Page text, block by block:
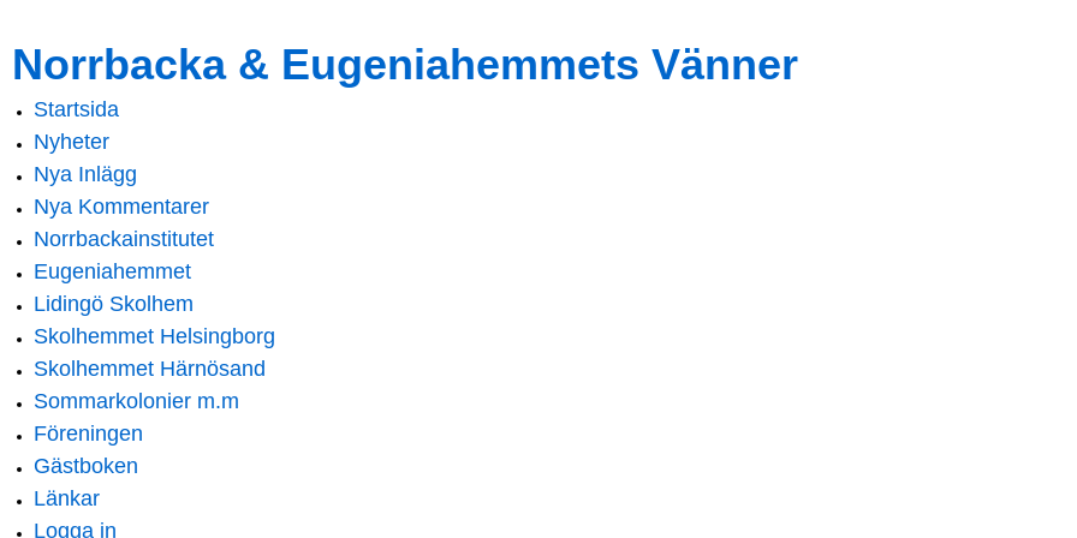
main
content
navigation
Norrbacka & Eugeniahemmets Vänner
Main menu
Startsida
Nyheter
Nya Inlägg
Nya Kommentarer
Norrbackainstitutet
Eugeniahemmet
Lidingö Skolhem
Skolhemmet Helsingborg
Skolhemmet Härnösand
Sommarkolonier m.m
Föreningen
Gästboken
Länkar
Logga in